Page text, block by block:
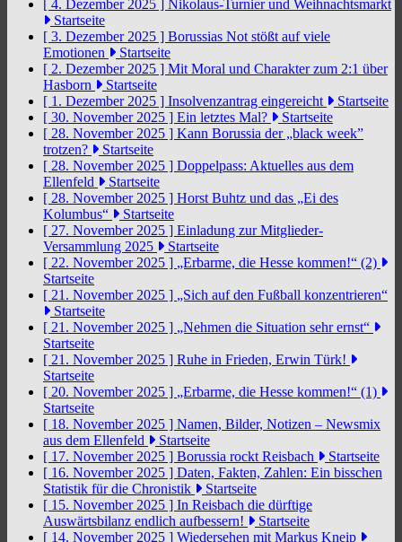
[ 4. Dezember 2025 ] Nikolaus-Turnier und Weihnachtsmarkt
Startseite
[ 3. Dezember 2025 ] Borussias Not stößt auf viele
Emotionen
Startseite
[ 2. Dezember 2025 ] Mit Moral und Charakter zum 2:1 über
Hasborn
Startseite
[ 1. Dezember 2025 ] Insolvenzantrag eingereicht
Startseite
[ 30. November 2025 ] Ein letztes Mal?
Startseite
[ 28. November 2025 ] Kann Borussia der „black week”
trotzen?
Startseite
[ 28. November 2025 ] Doppelpass: Aktuelles aus dem
Ellenfeld
Startseite
[ 28. November 2025 ] Horst Buhtz und das „Ei des
Kolumbus“
Startseite
[ 27. November 2025 ] Einladung zur Mitglieder-
Versammlung 2025
Startseite
[ 22. November 2025 ] „Erbarme, die Hesse kommen!“ (2)
Startseite
[ 21. November 2025 ] „Sich auf den Fußball konzentrieren“
Startseite
[ 21. November 2025 ] „Nehmen die Situation sehr ernst“
Startseite
[ 21. November 2025 ] Ruhe in Frieden, Erwin Türk!
Startseite
[ 20. November 2025 ] „Erbarme, die Hesse kommen!“ (1)
Startseite
[ 18. November 2025 ] Namen, Bilder, Notizen – Newsmix
aus dem Ellenfeld
Startseite
[ 17. November 2025 ] Borussia rockt Reisbach
Startseite
[ 16. November 2025 ] Daten, Fakten, Zahlen: Ein bisschen
Statistik für die Chronistik
Startseite
[ 15. November 2025 ] In Reisbach die dürftige
Auswärtsbilanz endlich aufbessern!
Startseite
[ 14. November 2025 ] Wiedersehen mit Markus Kneip